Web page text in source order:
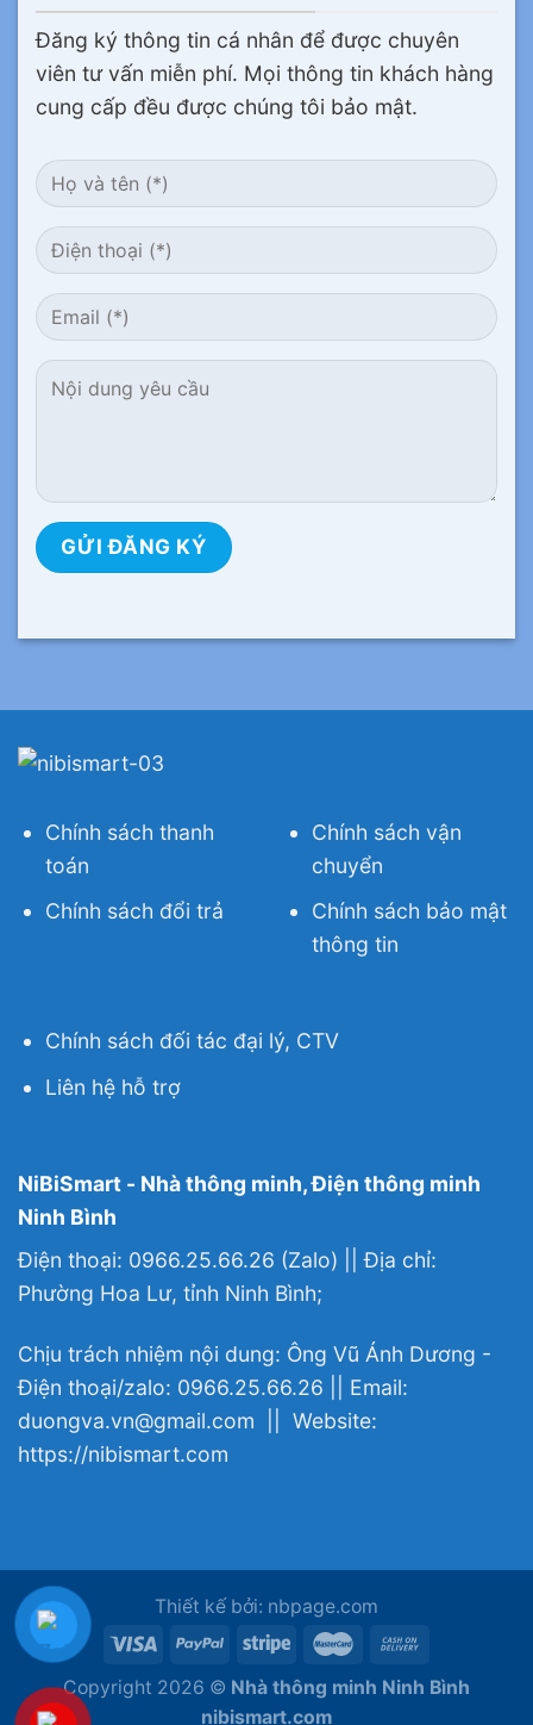
Đăng ký thông tin cá nhân để được chuyên
viên tư vấn miễn phí. Mọi thông tin khách hàng
cung cấp đều được chúng tôi bảo mật.
Chính sách thanh
toán
Chính sách đổi trả
Chính sách vận
chuyển
Chính sách bảo mật
thông tin
Chính sách đối tác đại lý, CTV
Liên hệ hỗ trợ
NiBiSmart - Nhà thông minh, Điện thông minh
Ninh Bình
Điện thoại: 0966.25.66.26 (Zalo) || Địa chỉ:
Phường Hoa Lư, tỉnh Ninh Bình;
Chịu trách nhiệm nội dung: Ông Vũ Ánh Dương -
Điện thoại/zalo: 0966.25.66.26 || Email:
duongva.vn@gmail.com || Website:
https://nibismart.com
Thiết kế bởi: nbpage.com
Copyright 2026 © Nhà thông minh Ninh Bình
nibismart.com